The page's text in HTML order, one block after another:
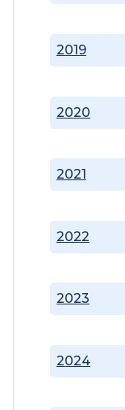
2019
2020
2021
2022
2023
2024